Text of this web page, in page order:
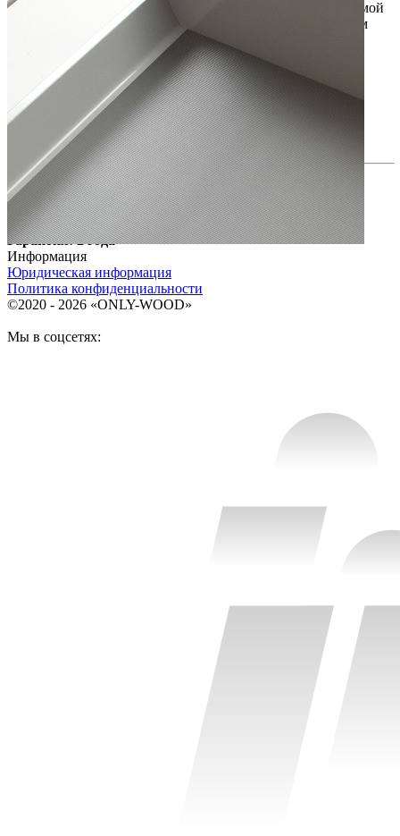
изделие будет отрезано от рулона одним куском необходимой
длины. Это позволяет выполнить раскрой с минимальным
количеством обрезков или полностью избежать их.
Длина рулона: 20 м.
Предусмотрена специальная цена при покупке полного
рулона.
Сделано в Италии
Гарантия: 2 года
Информация
Юридическая информация
Политика конфиденциальности
©2020 - 2026 «ONLY-WOOD»
Мы в соцсетях: